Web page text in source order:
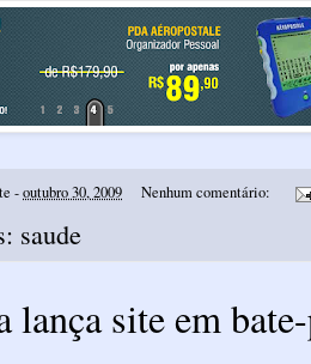
-outubro 30, 2009 Nenhum comentário:
saude
lança site em